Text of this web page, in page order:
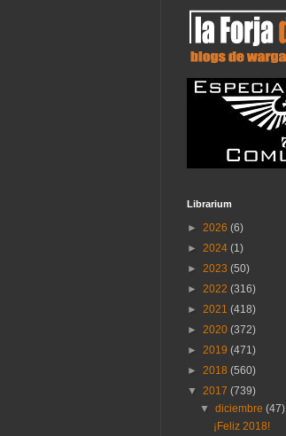
Librarium
► 2026 (6)
► 2024 (1)
► 2023 (50)
► 2022 (316)
► 2021 (418)
► 2020 (372)
► 2019 (471)
► 2018 (560)
▼ 2017 (739)
▼diciembre(47)
¡Feliz 2018!